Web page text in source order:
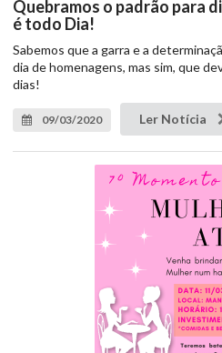
Quebramos o padrão para
é todo Dia!
Sabemos que a garra e a
dia de homenagens, mas sim, que
dias!
09/03/2020 Ler Notícia